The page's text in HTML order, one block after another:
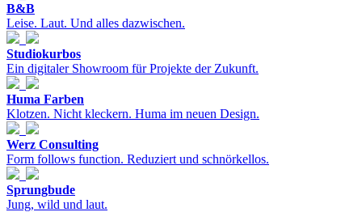
B&B
Leise. Laut. Und alles dazwischen.
Studiokurbos
Ein digitaler Showroom für Projekte der Zukunft.
Huma Farben
Klotzen. Nicht kleckern. Huma im neuen Design.
Werz Consulting
Form follows function. Reduziert und schnörkellos.
Sprungbude
Jung, wild und laut.